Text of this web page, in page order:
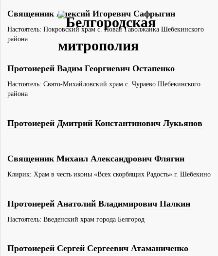
Священник Алексий Игоревич Сафрыгин
Настоятель: Покровский храм с. Новая Таволжанка Шебекинского
района
Протоиерей Вадим Георгиевич Остапенко
Настоятель: Свято-Михайловский храм с. Чураево Шебекинского
района
Протоиерей Дмитрий Константинович Лукьянов
Священник Михаил Александрович Флягин
Клирик: Храм в честь иконы «Всех скорбящих Радость» г. Шебекино
Протоиерей Анатолий Владимирович Палкин
Настоятель: Введенский храм города Белгород
Протоиерей Сергей Сергеевич Атаманиченко